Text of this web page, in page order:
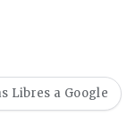
Libres a Google